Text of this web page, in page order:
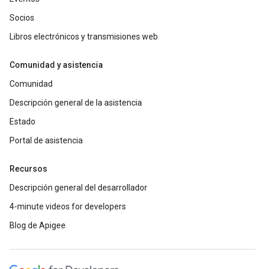
Socios
Libros electrónicos y transmisiones web
Comunidad y asistencia
Comunidad
Descripción general de la asistencia
Estado
Portal de asistencia
Recursos
Descripción general del desarrollador
4-minute videos for developers
Blog de Apigee